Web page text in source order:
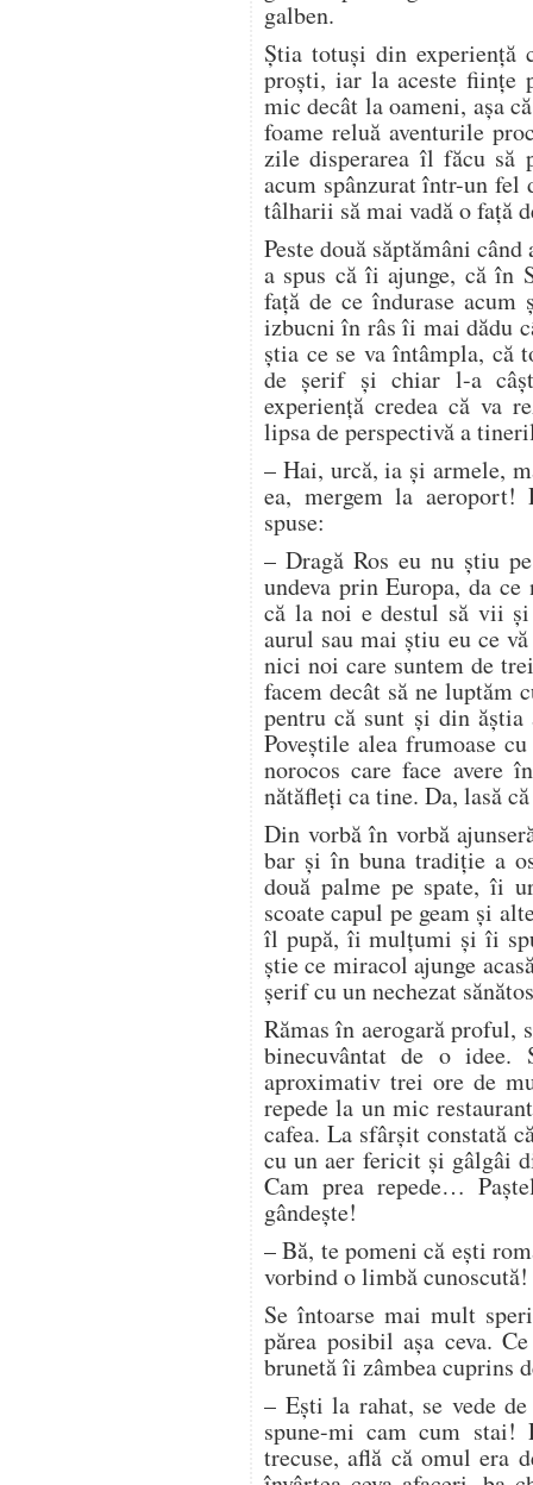
galben.
Ştia totuşi din experienţă
proşti, iar la aceste fiinţe
mic decât la oameni, aşa
foame reluă aventurile
zile disperarea îl făcu să
acum spânzurat într-un fel
tâlharii să mai vadă o faţă
Peste două săptămâni
a spus că îi ajunge, că în
faţă de ce îndurase
izbucni în râs îi mai dădu
ştia ce se va întâmpla, că
de şerif şi chiar l-a
experienţă credea că va
lipsa de perspectivă a
– Hai, urcă, ia şi armele,
ea, mergem la
spuse:
– Dragă Ros eu nu ştiu
undeva prin Europa, da
că la noi e destul să vii
aurul sau mai ştiu eu ce
nici noi care suntem de
facem decât să ne luptăm
pentru că sunt şi din
Poveştile alea frumoase
norocos care face avere
nătăfleţi ca tine. Da, lasă
Din vorbă în vorbă
bar şi în buna tradiţie a
două palme pe spate, îi
scoate capul pe geam şi
îl pupă, îi mulţumi şi îi
ştie ce miracol ajunge
şerif cu un nechezat
Rămas în aerogară proful,
binecuvântat de o idee.
aproximativ trei ore de
repede la un mic
cafea. La sfârşit constată
cu un aer fericit şi gâlgâi
Cam prea repede…
gândeşte!
– Bă, te pomeni că eşti
vorbind o limbă cunoscută!
Se întoarse mai mult
părea posibil aşa ceva.
brunetă îi zâmbea cuprins
– Eşti la rahat, se vede
spune-mi cam cum
trecuse, află că omul era